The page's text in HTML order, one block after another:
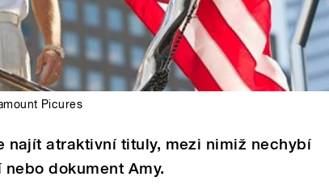
Picures
najít atraktivní tituly, mezi nimiž nechybí
dokument Amy.